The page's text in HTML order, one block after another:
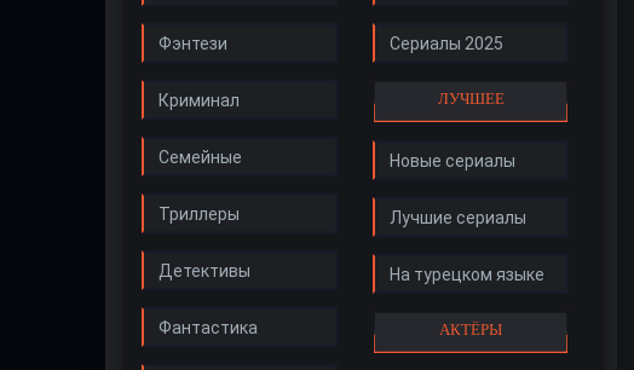
Фэнтези
Криминал
Семейные
Триллеры
Детективы
Фантастика
Сериалы 2025
ЛУЧШЕЕ
Новые сериалы
Лучшие сериалы
На турецком языке
АКТЁРЫ